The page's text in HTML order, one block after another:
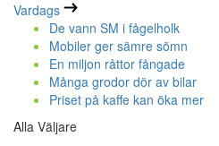
Vardags
De vann SM i fågelholk
Mobiler ger sämre sömn
En miljon råttor fångade
Många grodor dör av bilar
Priset på kaffe kan öka mer
Alla Väljare